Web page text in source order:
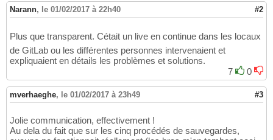
Narann, le 01/02/2017 à 22h40 #2
Plus que transparent. Cétait un live en continue dans les locaux
de GitLab ou les différentes personnes intervenaient et
expliquaient en détails les problèmes et solutions.
7
0
mverhaeghe, le 01/02/2017 à 23h49 #3
Jolie communication, effectivement !
Au dela du fait que sur les cinq procédés de sauvegardes,